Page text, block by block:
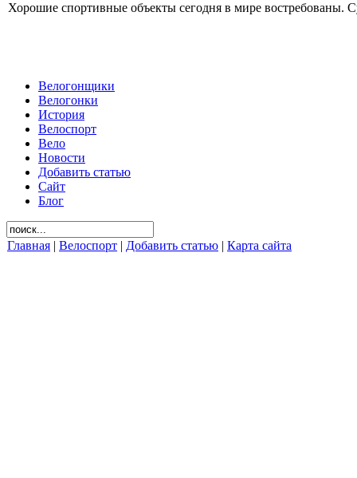
Хорошие спортивные объекты сегодня в мире востребованы.
Велогонщики
Велогонки
История
Велоспорт
Вело
Новости
Добавить статью
Сайт
Блог
Главная | Велоспорт | Добавить статью | Карта сайта